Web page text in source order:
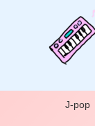
J-pop